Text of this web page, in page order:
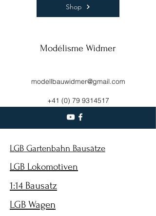
Shop
Modélisme Widmer
modellbauwidmer@gmail.com
+41 (0) 79 9314517
LGB Gartenbahn Bausätze
LGB Lokomotiven
1:14 Bausatz
LGB Wagen